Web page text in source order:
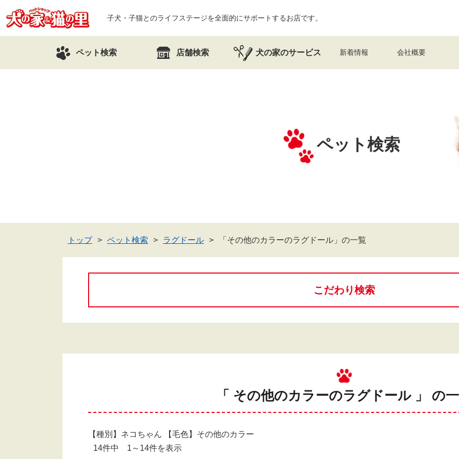
子犬・子猫とのライフステージを全面的にサポートするお店です。
ペット検索 店舗検索 犬の家のサービス 新着情報 会社概要
ペット検索
トップ ペット検索 ラグドール 「その他のカラーのラグドール」の一覧
こだわり検索
「 その他のカラーのラグドール 」 の
【種別】ネコちゃん 【毛色】その他のカラー
14件中 1～14件を表示